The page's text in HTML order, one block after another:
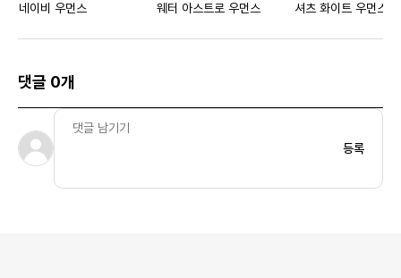
네이비 우먼스
웨터 아스트로 우먼스
셔츠 화이트 우먼스
댓글 0개
등록